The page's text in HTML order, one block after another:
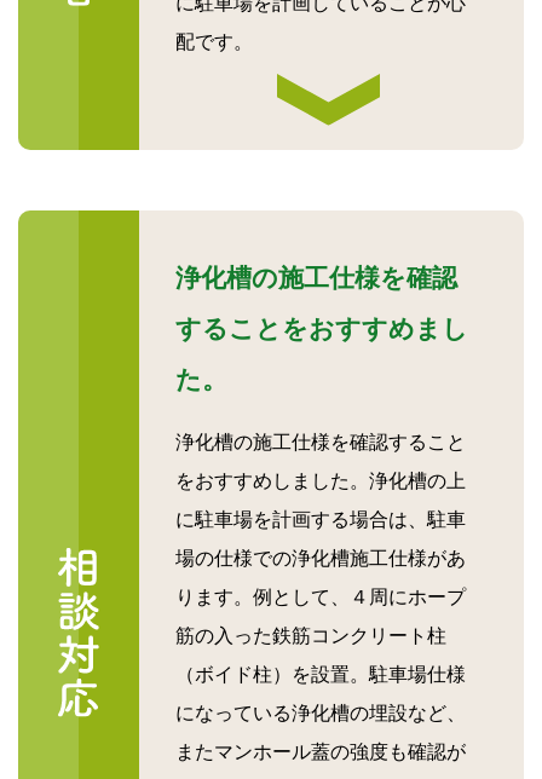
配です。
浄化槽の施工仕様を確認
することをおすすめまし
た。
浄化槽の施工仕様を確認すること
をおすすめしました。浄化槽の上
に駐車場を計画する場合は、駐車
場の仕様での浄化槽施工仕様があ
ります。例として、４周にホープ
筋の入った鉄筋コンクリート柱
（ボイド柱）を設置。駐車場仕様
になっている浄化槽の埋設など、
またマンホール蓋の強度も確認が